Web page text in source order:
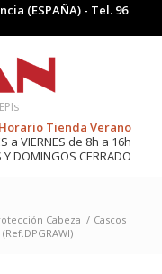
(ESPAÑA) - Tel. 96
Horario Tienda Verano
a VIERNES de 8h a 16h
Y DOMINGOS CERRADO
Cabeza / Cascos